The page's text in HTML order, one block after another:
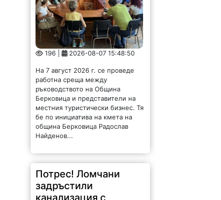
196 | 2026-08-07 15:48:50
На 7 август 2026 г. се проведе
работна среща между
ръководството на Община
Берковица и представители на
местния туристически бизнес. Тя
бе по инициатива на кмета на
община Берковица Радослав
Найденов...
Потрес! Ломчани
задръстили
канализация с